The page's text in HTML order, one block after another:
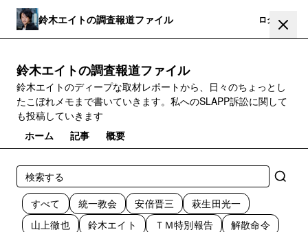
鈴木エイトの調査報道ファイル ログイン
鈴木エイトの調査報道ファイル
鈴木エイトのディープな取材レポートから、日々のちょっとし
たこぼれメモまで書いていきます。私へのSLAPP訴訟に関して
も投稿していきます
ホーム
記事 概要
すべて 統一教会 安倍晋三
萩生田光一
山上徹也
鈴木エイト ＴＭ特別報告
解散命令